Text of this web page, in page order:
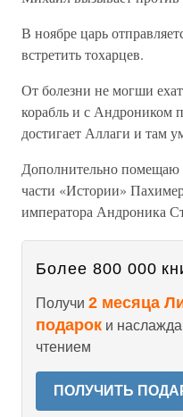
В ноябре царь
встретить тохарцев.
От болезни не могши
корабль и с Андроником
достигает Аллаги и там
Дополнительно помещаю
части «Истории»
императора Андроника
Более 800 000
Получи 2 месяца
подарок и
чтением
ПОЛУЧИТЬ